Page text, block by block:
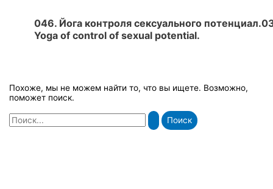
046. Йога контроля сексуального
Yoga of control of sexual potential.
Похоже, мы не можем найти то, что вы ищете. Возможно,
поможет поиск.
Поиск: